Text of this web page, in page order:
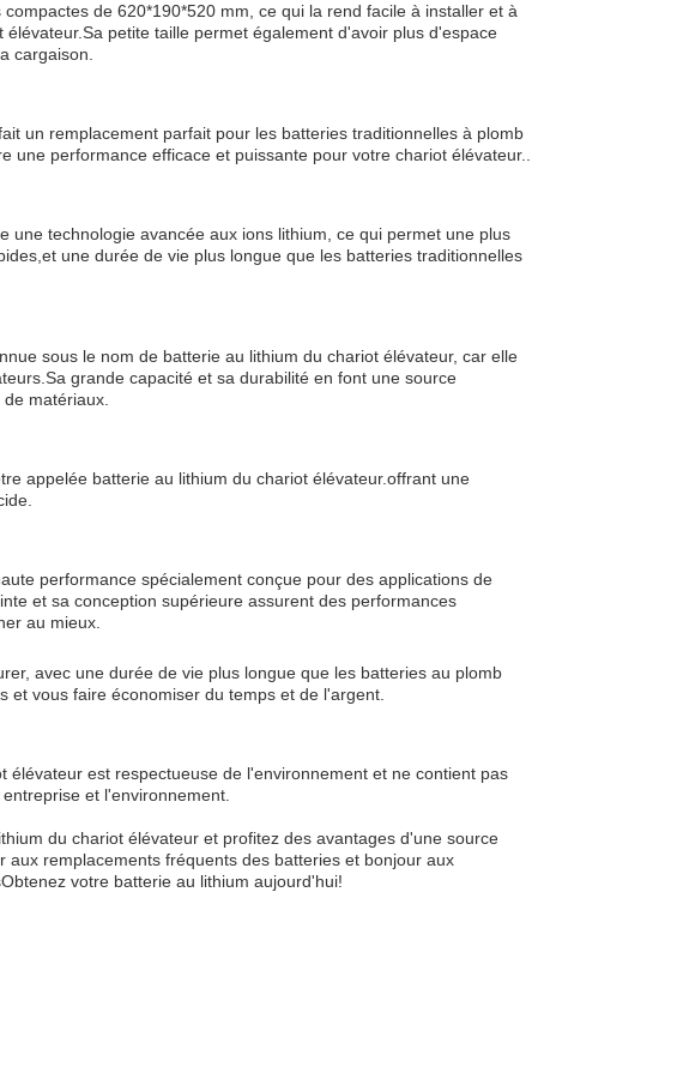
de 620*190*520 mm, ce qui la rend facile à installer et à
petite taille permet également d'avoir plus d'espace
cargaison.
un remplacement parfait pour les batteries traditionnelles à plomb
performance efficace et puissante pour votre chariot élévateur..
une technologie avancée aux ions lithium, ce qui permet une plus
une durée de vie plus longue que les batteries traditionnelles
sous le nom de batterie au lithium du chariot élévateur, car elle
grande capacité et sa durabilité en font une source
matériaux.
appelée batterie au lithium du chariot élévateur.offrant une
performance spécialement conçue pour des applications de
et sa conception supérieure assurent des performances
au mieux.
avec une durée de vie plus longue que les batteries au plomb
vous faire économiser du temps et de l'argent.
est respectueuse de l'environnement et ne contient pas
et l'environnement.
du chariot élévateur et profitez des avantages d'une source
remplacements fréquents des batteries et bonjour aux
votre batterie au lithium aujourd'hui!